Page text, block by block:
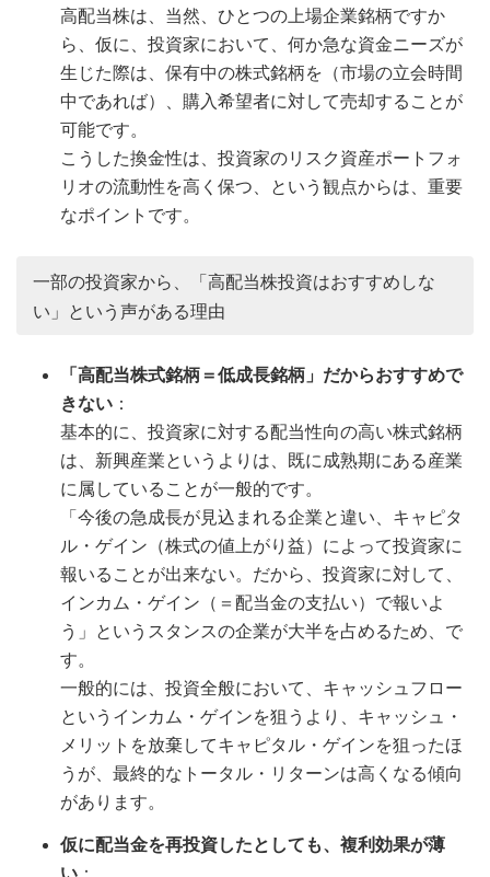
高配当株は、当然、ひとつの上場企業銘柄ですか
ら、仮に、投資家において、何か急な資金ニーズが
生じた際は、保有中の株式銘柄を（市場の立会時間
中であれば）、購入希望者に対して売却することが
可能です。
こうした換金性は、投資家のリスク資産ポートフォ
リオの流動性を高く保つ、という観点からは、重要
なポイントです。
一部の投資家から、「高配当株投資はおすすめしな
い」という声がある理由
「高配当株式銘柄＝低成長銘柄」だからおすすめで
きない ：
基本的に、投資家に対する配当性向の高い株式銘柄
は、新興産業というよりは、既に成熟期にある産業
に属していることが一般的です。
「今後の急成長が見込まれる企業と違い、キャピタ
ル・ゲイン（株式の値上がり益）によって投資家に
報いることが出来ない。だから、投資家に対して、
インカム・ゲイン（＝配当金の支払い）で報いよ
う」というスタンスの企業が大半を占めるため、で
す。
一般的には、投資全般において、キャッシュフロー
というインカム・ゲインを狙うより、キャッシュ・
メリットを放棄してキャピタル・ゲインを狙ったほ
うが、最終的なトータル・リターンは高くなる傾向
があります。
仮に配当金を再投資したとしても、複利効果が薄
い ：